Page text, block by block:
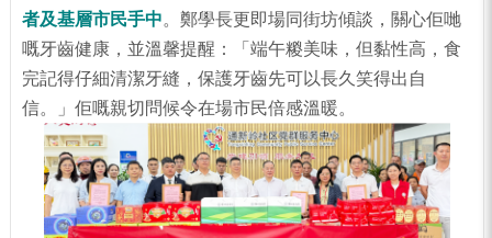
者及基層市民手中。鄭學長更即場同街坊傾談，關心佢哋
嘅牙齒健康，並溫馨提醒：「端午糉美味，但黏性高，食
完記得仔細清潔牙縫，保護牙齒先可以長久笑得出自
信。」佢嘅親切問候令在場市民倍感溫暖。